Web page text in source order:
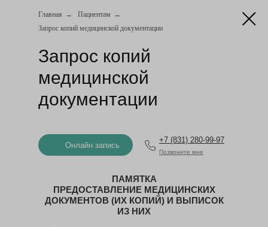
Главная → Пациентам →
Запрос копий медицинской документации
Запрос копий
медицинской
документации
Онлайн запись
Позвоните мне
+7 (831) 280-99-97
ПАМЯТКА
ПРЕДОСТАВЛЕНИЕ МЕДИЦИНСКИХ
ДОКУМЕНТОВ (ИХ КОПИЙ) И ВЫПИСОК
ИЗ НИХ